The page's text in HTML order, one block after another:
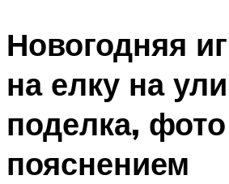
Новогодняя
на елку на
поделка,
пояснением